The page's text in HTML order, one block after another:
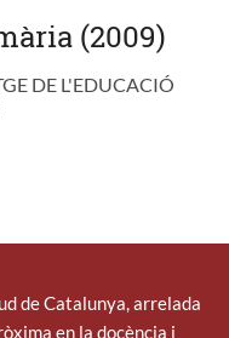
(2009)
DE L'EDUCACIÓ
de Catalunya, arrelada
en la docència i